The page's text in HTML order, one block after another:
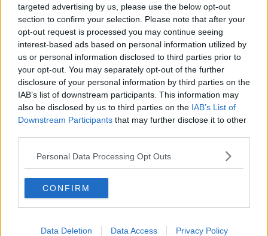
targeted advertising by us, please use the below opt-out
section to confirm your selection. Please note that after your
opt-out request is processed you may continue seeing
interest-based ads based on personal information utilized by
us or personal information disclosed to third parties prior to
your opt-out. You may separately opt-out of the further
disclosure of your personal information by third parties on the
IAB’s list of downstream participants. This information may
also be disclosed by us to third parties on the IAB’s List of
Downstream Participants that may further disclose it to other
Personal Data Processing Opt Outs
CONFIRM
Data Deletion Data Access Privacy Policy
PIOMBINO —Il dramma è avvenuto intorno alle 9.
A dare l'allarme è stato il cacciatore che ha ucciso il compagno, un
73enne residente a Piombino come la vittima. All'arrivo della
Polizia, l'uomo ha raccontato di aver mirato a una ghiandaia che
si stava alzando in voloma di aver colpito invecel'amicoche si
trovava poco distante.
Gli uomini del commissariato di Piombino stanno indagando per
ricostruire la dinamica dell'incidente. Nel frattempo hanno